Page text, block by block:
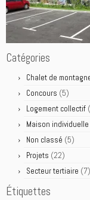
Catégories
Chalet de
Concours (5)
Logement collectif
Maison individuelle
Non classé (5)
Projets (22)
Secteur tertiaire (7)
Étiquettes